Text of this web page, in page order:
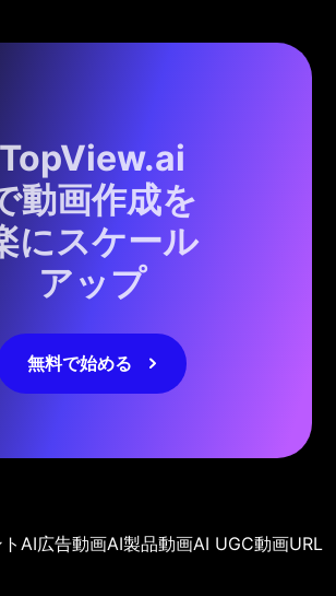
TopView.ai
動画作成を
にスケール
アップ
無料で始める
AI広告動画AI製品動画AI UGC動画URL